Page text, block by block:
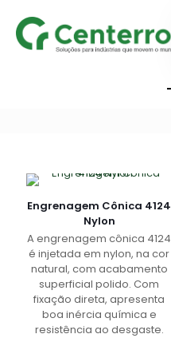
Engrenagem Cônica 4124
Nylon
A engrenagem cônica 4124
é injetada em nylon, na cor
natural, com acabamento
superficial polido. Com
fixação direta, apresenta
boa inércia química e
resistência ao desgaste.